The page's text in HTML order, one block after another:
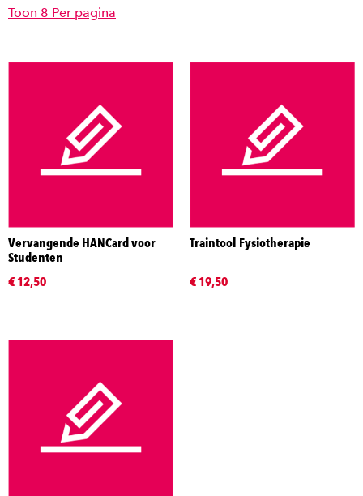
Toon 8 Per pagina
Vervangende HANCard voor
Studenten
€ 12,50
Traintool Fysiotherapie
€ 19,50